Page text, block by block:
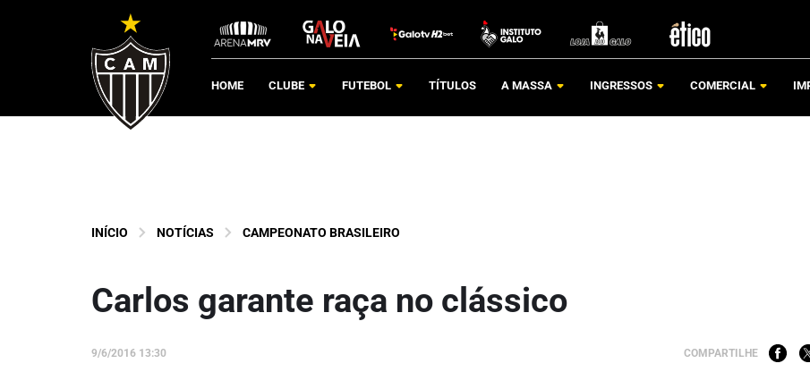
HOME CLUBE FUTEBOL TÍTULOS A MASSA INGRESSOS COMERCIAL
INÍCIO NOTÍCIAS CAMPEONATO BRASILEIRO
Carlos garante raça no clássico
9/6/2016 13:30 COMPARTILHE